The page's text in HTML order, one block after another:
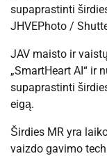
supaprastinti
JHVEPhoto /
JAV maisto ir
„SmartHeart AI“ ir
supaprastinti
eigą.
Širdies MR yra
vaizdo gavimo